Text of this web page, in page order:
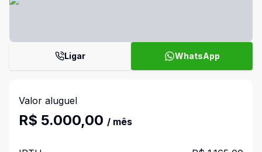
Ligar WhatsApp
Valor aluguel
R$ 5.000,00 / mês